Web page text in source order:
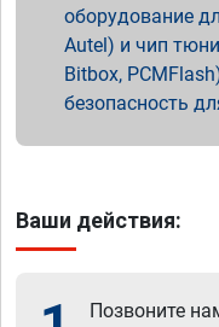
оборудование
Autel) и чип
Bitbox,
безопасность
Ваши действия:
Позвоните